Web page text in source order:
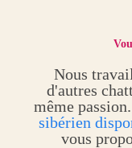
Nous
d'autres
même
sibérien
vous